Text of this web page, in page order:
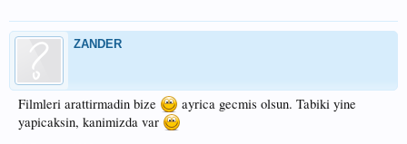
ZANDER
Filmleri arattirmadin bize
ayrica gecmis olsun. Tabiki yine
yapicaksin, kanimizda var